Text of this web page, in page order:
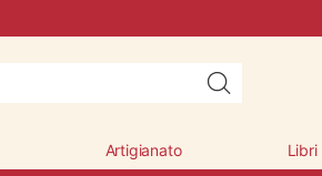
Artigianato Libri